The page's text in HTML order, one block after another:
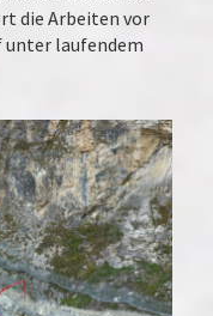
die Arbeiten vor
laufendem